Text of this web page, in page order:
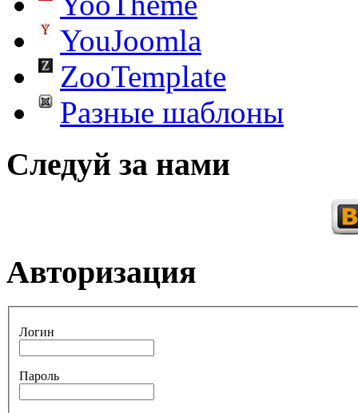
YouJoomla
ZooTemplate
Разные шаблоны
Следуй за нами
Авторизация
Логин
Пароль